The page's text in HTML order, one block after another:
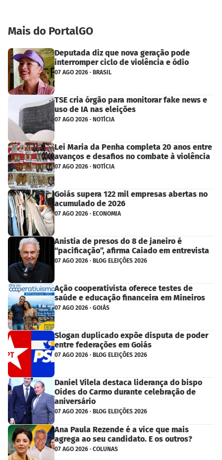
Mais do PortalGO
Deputada diz que nova geração pode
interromper ciclo de violência e ódio
07 AGO 2026 · BRASIL
TSE cria órgão para monitorar fake news e
uso de IA nas eleições
07 AGO 2026 · NOTÍCIA
Lei Maria da Penha completa 20 anos entre
avanços e desafios no combate à violência
07 AGO 2026 · NOTÍCIA
Goiás supera 122 mil empresas abertas no
acumulado de 2026
07 AGO 2026 · ECONOMIA
Anistia de presos do 8 de janeiro é
“pacificação”, afirma Caiado em entrevista
07 AGO 2026 · BLOG ELEIÇÕES 2026
Ação cooperativista oferece testes de
saúde e educação financeira em Mineiros
07 AGO 2026 · GOIÁS
Slogan duplicado expõe disputa de poder
entre federações em Goiás
07 AGO 2026 · BLOG ELEIÇÕES 2026
Daniel Vilela destaca liderança do bispo
Oídes do Carmo durante celebração de
aniversário
07 AGO 2026 · BLOG ELEIÇÕES 2026
Ana Paula Rezende é a vice que mais
agrega ao seu candidato. E os outros?
07 AGO 2026 · COLUNAS